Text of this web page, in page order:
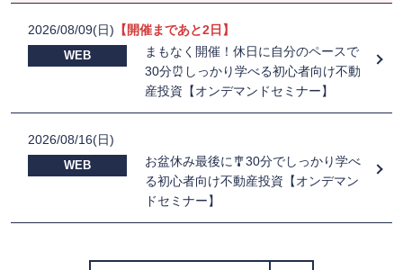
2026/08/09(日) 【開催まであと2日】
WEB
まもなく開催！休日に自分のペースで
30分⏰しっかり学べる初心者向け不動
産投資【オンデマンドセミナー】
2026/08/16(日)
WEB
お盆休み最後に🎐30分でしっかり学べ
る初心者向け不動産投資【オンデマン
ドセミナー】